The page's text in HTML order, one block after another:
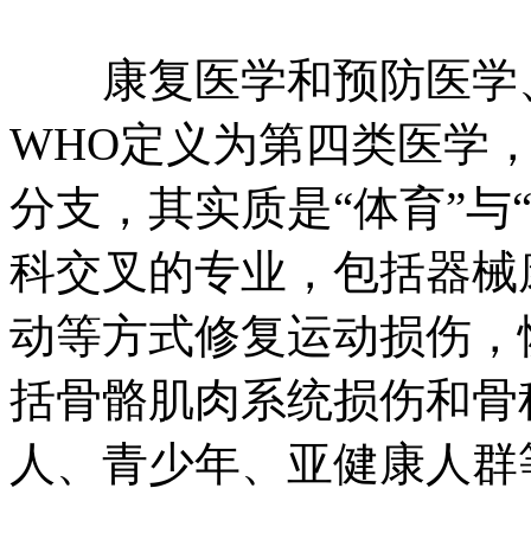
康复医学和预防医学
WHO定义为第四类医学
分支，其实质是“体育”
科交叉的专业，包括器
动等方式修复运动损伤
括骨骼肌肉系统损伤和
人、青少年、亚健康人群